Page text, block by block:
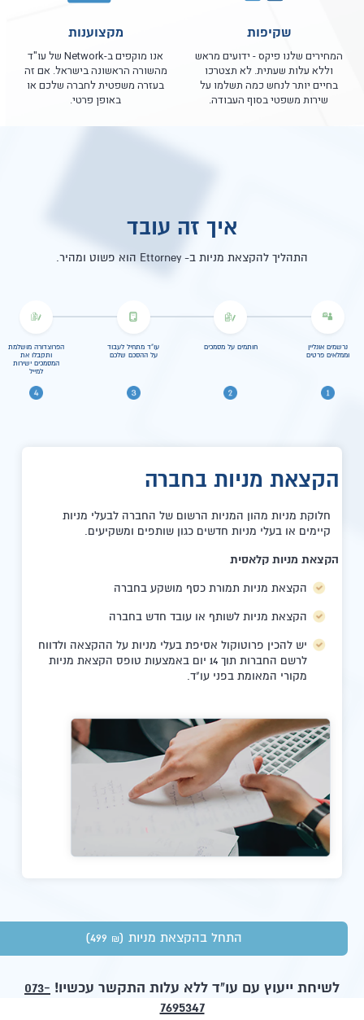
שקיפות
המחירים שלנו פיקס - ידועים מראש
וללא עלות שעתית. לא תצטרכו
בחיים יותר לנחש כמה תשלמו על
שירות משפטי בסוף העבודה.
מקצוענות
אנו מוקפים ב-Network של עו"ד
מהשורה הראשונה בישראל. אם זה
בעזרה משפטית לחברה שלכם או
באופן פרטי.
איך זה עובד
התהליך להקצאת מניות ב- Ettorney הוא פשוט ומהיר.
נרשמים אונליין
וממלאים פרטים
חותמים על מסמכים
עו"ד מתחיל לעבוד
על ההסכם שלכם
הפרוצדורה מושלמת
ותקבלו את
המסמכים ישירות
למייל
הקצאת מניות בחברה
חלוקת מניות מהון המניות הרשום של החברה לבעלי מניות
קיימים או בעלי מניות חדשים כגון שותפים ומשקיעים.
הקצאת מניות קלאסית
הקצאת מניות תמורת כסף מושקע בחברה
הקצאת מניות לשותף או עובד חדש בחברה
יש להכין פרוטוקול אסיפת בעלי מניות על ההקצאה ולדווח
לרשם החברות תוך 14 יום באמצעות טופס הקצאת מניות
מקורי המאומת בפני עו"ד.
התחל בהקצאת מניות (499
₪
)
לשיחת ייעוץ עם עו"ד ללא עלות התקשר עכשיו! 073-
7695347